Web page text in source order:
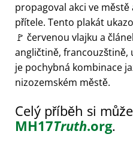
propagoval akci ve
přítele. Tento plakát
🚩 červenou vlajku a
angličtině, francouzštině,
je pochybná kombinace
nizozemském městě.
Celý příběh si
MH17Truth.org.